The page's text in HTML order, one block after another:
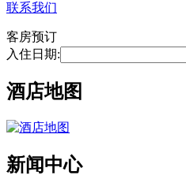
联系我们
客房预订
入住日期:
酒店地图
新闻中心